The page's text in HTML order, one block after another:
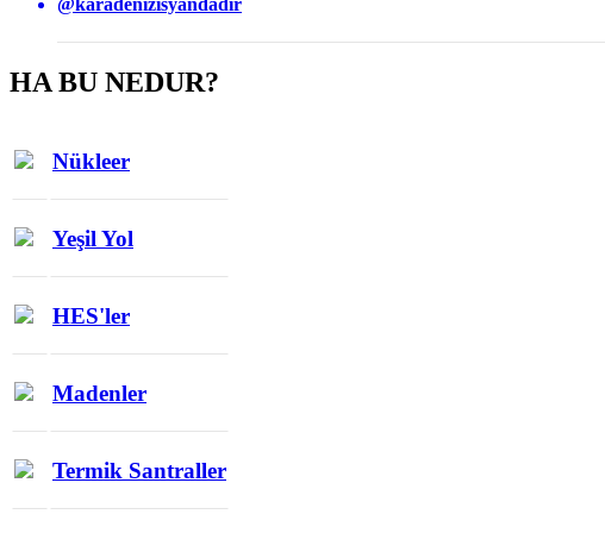
@karadenizisyandadir
HA BU NEDUR?
Nükleer
Yeşil Yol
HES'ler
Madenler
Termik Santraller